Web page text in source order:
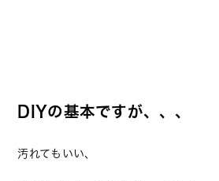
DIYの基本ですが、、、
汚れてもいい、